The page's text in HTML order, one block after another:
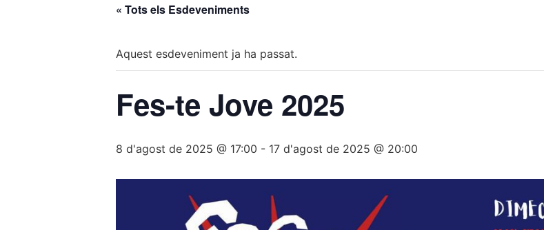
« Tots els Esdeveniments
Aquest esdeveniment ja ha passat.
Fes-te Jove 2025
8 d'agost de 2025 @ 17:00 - 17 d'agost de 2025 @ 20:00